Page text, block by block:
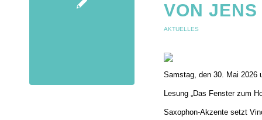
VON
AKTUELLES
Samstag, den 30. Mai 2026
Lesung „Das Fenster zum
Saxophon-Akzente setzt